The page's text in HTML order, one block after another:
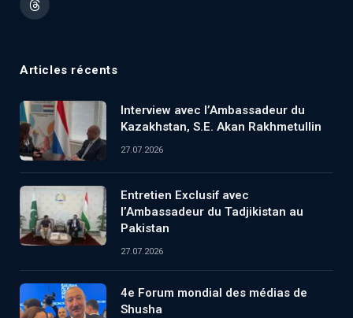
Threads
Articles récents
Interview avec l’Ambassadeur du
Kazakhstan, S.E. Akan Rakhmetullin
27.07.2026
Entretien Exclusif avec
l’Ambassadeur du Tadjikistan au
Pakistan
27.07.2026
4e Forum mondial des médias de
Shusha